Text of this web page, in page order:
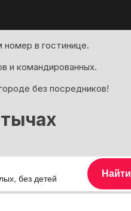
в гостинице.
и командированных.
без посредников!
без детей Найти